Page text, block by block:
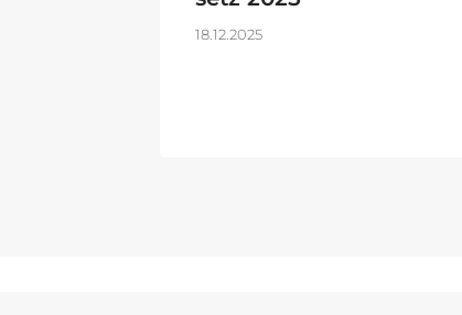
18.12.2025